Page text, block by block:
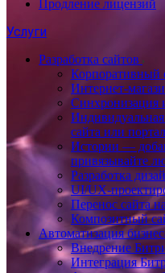
Продление лицензий
Услуги
Разработка сайтов
Корпоративный
Интернет-
Синхронизация
Индивидуальная
сайта или
Истории —
привязывайте
Разработка
UI/UX-
Перенос сайта
Композитный
Автоматизация
Внедрение
Интеграция